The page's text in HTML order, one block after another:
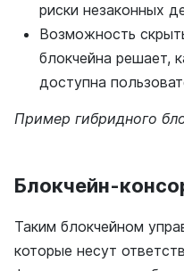
риски незаконных
Возможность
блокчейна решает,
доступна
Пример гибридного
Блокчейн-
Таким блокчейном
которые несут